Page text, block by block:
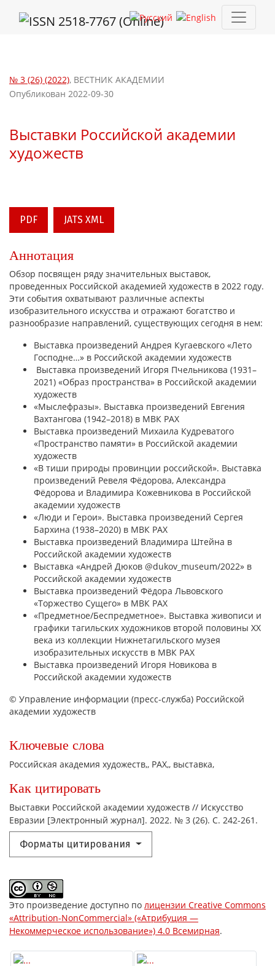
№ 3 (26) (2022), ВЕСТНИК АКАДЕМИИ
Выставки Российской академии
художеств
Опубликован 2022-09-30
PDF JATS XML
Ключевые слова
Российская академия художеств, РАХ, выставка,
Как цитировать
Выставки Российской академии художеств // Искусство
Евразии [Электронный журнал]. 2022. № 3 (26). С. 242-261.
Форматы цитирования
Это произведение доступно по лицензии Creative Commons
«Attribution-NonCommercial» («Атрибуция —
Некоммерческое использование») 4.0 Всемирная.
Аннотация
Обзор посвящен ряду значительных выставок,
проведенных Российской академией художеств в 2022 году.
Эти события охватывают различные аспекты
изобразительного искусства и отражают богатство и
разнообразие направлений, существующих сегодня в нем:
Выставка произведений Андрея Кугаевского «Лето
Господне…» в Российской академии художеств
Выставка произведений Игоря Пчельникова (1931–
2021) «Образ пространства» в Российской академии
художеств
«Мыслефразы». Выставка произведений Евгения
Вахтангова (1942–2018) в МВК РАХ
Выставка произведений Михаила Кудреватого
«Пространство памяти» в Российской академии
художеств
«В тиши природы провинции российской». Выставка
произведений Ревеля Фёдорова, Александра
Фёдорова и Владимира Кожевникова в Российской
академии художеств
«Люди и Герои». Выставка произведений Сергея
Бархина (1938–2020) в МВК РАХ
Выставка произведений Владимира Штейна в
Российской академии художеств
Выставка «Андрей Дюков @dukov_museum/2022» в
Российской академии художеств
Выставка произведений Фёдора Львовского
«Торжество Сущего» в МВК РАХ
«Предметное/Беспредметное». Выставка живописи и
графики тагильских художников второй половины XX
века из коллекции Нижнетагильского музея
изобразительных искусств в МВК РАХ
Выставка произведений Игоря Новикова в
Российской академии художеств
© Управление информации (пресс-служба) Российской
академии художеств